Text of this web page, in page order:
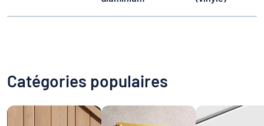
Catégories populaires